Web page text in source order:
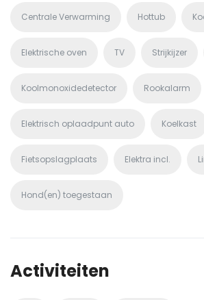
Centrale Verwarming Hottub
Elektrische oven TV Strijkijzer
Koolmonoxidedetector Rookalarm
Elektrisch oplaadpunt auto Koelkast
Fietsopslagplaats Elektra incl.
Hond(en) toegestaan
Activiteiten